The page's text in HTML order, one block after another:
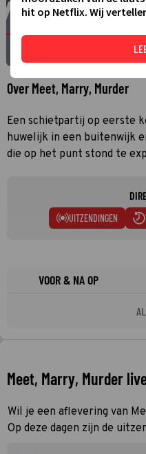
Over Meet, Marry, Murder
Een schietpartij op eerste
huwelijk in een buitenwijk
die op het punt stond te
UITZENDINGEN
VOOR & NA OP
Meet, Marry, Murder
Wil je een aflevering van
Op deze dagen zijn de
hit op Netflix. Wij